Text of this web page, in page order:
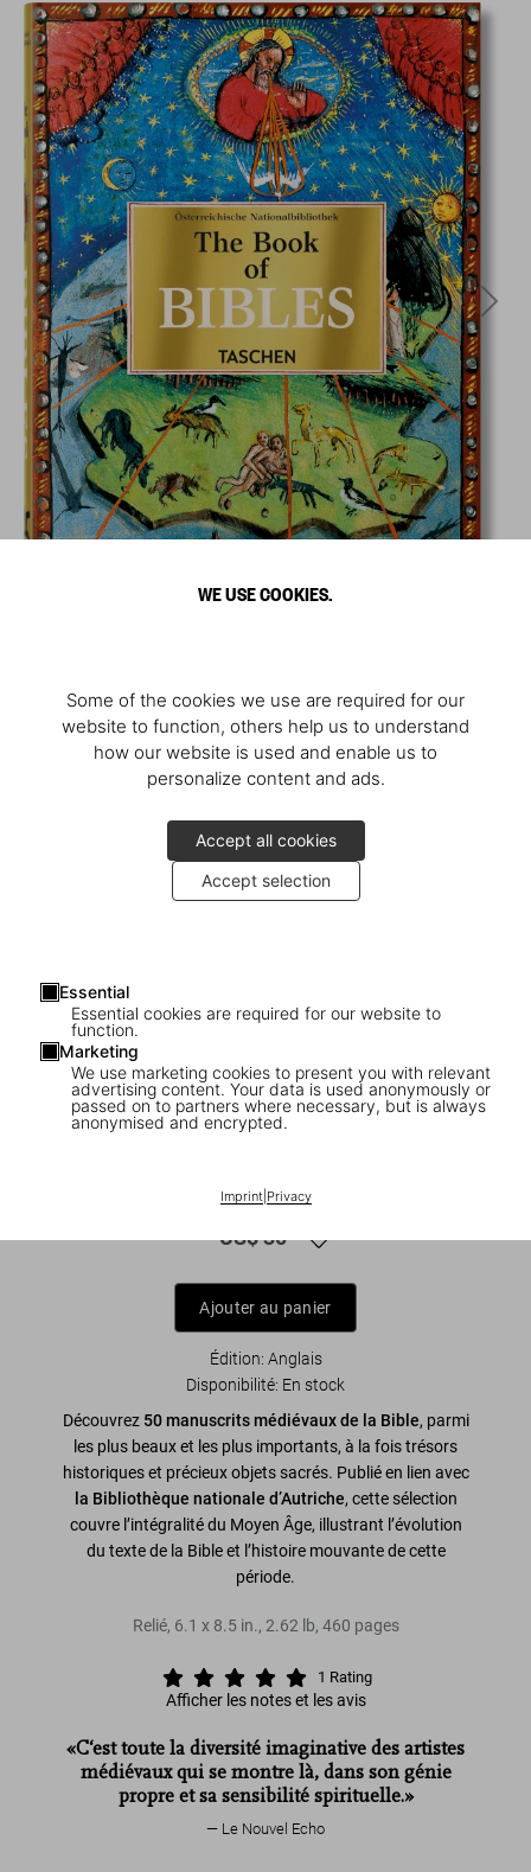
WE USE COOKIES.
Some of the cookies we use are required for our
website to function, others help us to understand
how our website is used and enable us to
personalize content and ads.
Accept all cookies
Accept selection
Essential
Essential cookies are required for our website to
function.
Marketing
We use marketing cookies to present you with relevant
advertising content. Your data is used anonymously or
passed on to partners where necessary, but is always
anonymised and encrypted.
Imprint| Privacy
1/9
The Book of Bibles. 45th Ed.
US$ 30
Ajouter au panier
Édition: Anglais
Disponibilité: En stock
Découvrez 50 manuscrits médiévaux de la Bible, parmi
les plus beaux et les plus importants, à la fois trésors
historiques et précieux objets sacrés. Publié en lien avec
la Bibliothèque nationale d’Autriche, cette sélection
couvre l’intégralité du Moyen Âge, illustrant l’évolution
du texte de la Bible et l’histoire mouvante de cette
période.
Relié, 6.1 x 8.5 in., 2.62 lb, 460 pages
1 Rating
Afficher les notes et les avis
«C‘est toute la diversité imaginative des artistes
médiévaux qui se montre là, dans son génie
propre et sa sensibilité spirituelle.»
Le Nouvel Echo